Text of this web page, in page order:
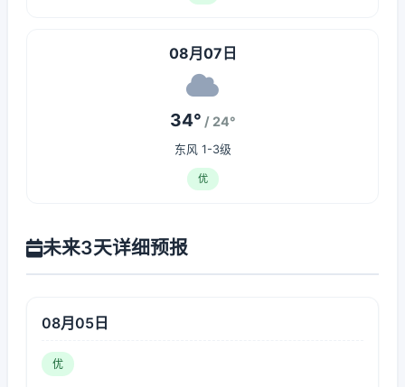
08月07日
34° / 24°
东风 1-3级
优
未来3天详细预报
08月05日
优